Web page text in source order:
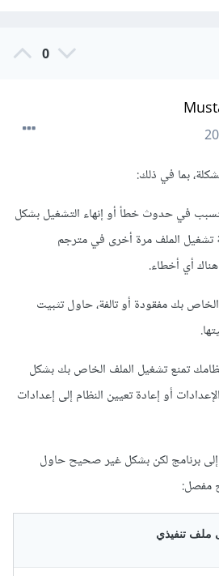
0
بما في ذلك:
في حدوث خطأ أو إنهاء التشغيل بشكل
تشغيل الملف مرة أخرى في مترجم
بك مفقودة أو تالفة، حاول تثبيت
تمنع تشغيل الملف الخاص بك بشكل
أو إعادة تعيين النظام إلى إعدادات
برنامج لكن بشكل غير صحيح حاول
مفصل: